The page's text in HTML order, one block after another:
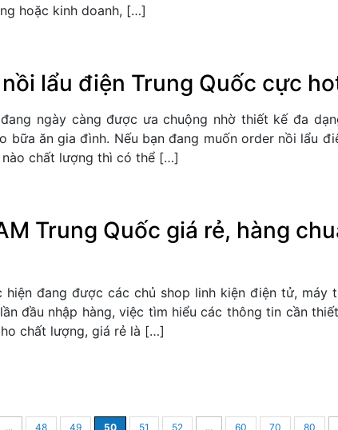
hoặc kinh doanh, […]
lẩu điện Trung Quốc cực
ngày càng được ưa chuộng nhờ thiết kế đa
bữa ăn gia đình. Nếu bạn đang muốn order nồi lẩu
chất lượng thì có thể […]
Trung Quốc giá rẻ, hàng
hiện đang được các chủ shop linh kiện điện tử,
đầu nhập hàng, việc tìm hiểu các thông tin cần
chất lượng, giá rẻ là […]
... 48 49 50 51 52 ... 60 70 80